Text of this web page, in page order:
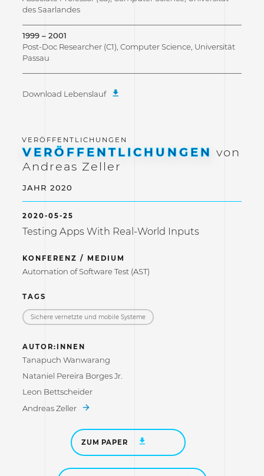
des Saarlandes
1999 – 2001
Post-Doc Researcher (C1), Computer Science, Universität
Passau
Download Lebenslauf
VERÖFFENTLICHUNGEN von
Andreas Zeller
JAHR 2020
2020-05-25
Testing Apps With Real-World Inputs
KONFERENZ / MEDIUM
Automation of Software Test (AST)
TAGS
Sichere vernetzte und mobile Systeme
AUTOR:INNEN
Tanapuch Wanwarang
Nataniel Pereira Borges Jr.
Leon Bettscheider
Andreas Zeller
ZUM PAPER